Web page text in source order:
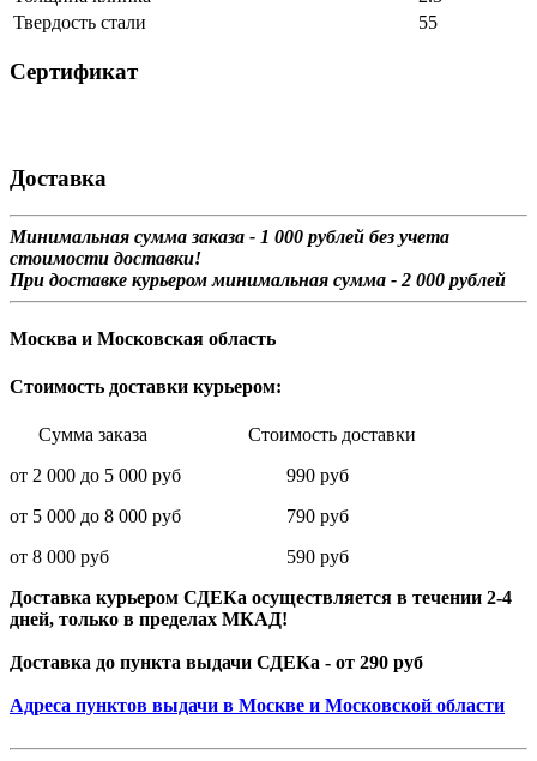
Твердость стали
55
Сертификат
Доставка
Минимальная сумма заказа - 1 000 рублей без учета
стоимости доставки!
При доставке курьером минимальная сумма - 2 000 рублей
Москва и Московская область
Стоимость доставки курьером:
Сумма заказа Стоимость доставки
от 2 000 до 5 000 руб 990 руб
от 5 000 до 8 000 руб 790 руб
от 8 000 руб 590 руб
Доставка курьером СДЕКа осуществляется в течении 2-4
дней, только в пределах МКАД!
Доставка до пункта выдачи СДЕКа - от 290 руб
Адреса пунктов выдачи в Москве и Московской области